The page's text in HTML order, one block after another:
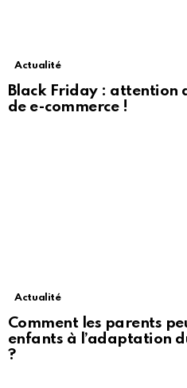
Actualité
Black Friday : attention
de e-commerce !
Actualité
Comment les parents
enfants à l’adaptation
?